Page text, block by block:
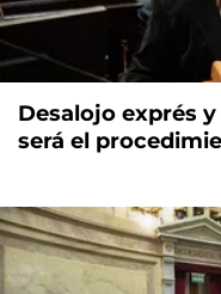
Desalojo exprés
será el